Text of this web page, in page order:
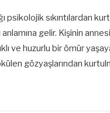
psikolojik sıkıntılardan
anlamına gelir. Kişinin
ve huzurlu bir ömür
gözyaşlarından